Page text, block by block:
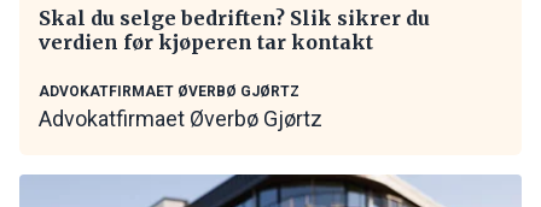
Skal du selge bedriften? Slik sikrer du
verdien før kjøperen tar kontakt
ADVOKATFIRMAET ØVERBØ GJØRTZ
Advokatfirmaet Øverbø Gjørtz